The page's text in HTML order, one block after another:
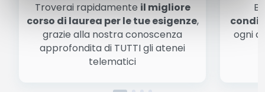
Troverai rapidamente il migliore
corso di laurea per le tue esigenze,
grazie alla nostra conoscenza
approfondita di TUTTI gli atenei
telematici
ogni